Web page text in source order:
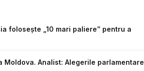
folosește „10 mari paliere” pentru a
Analist: Alegerile parlamentare